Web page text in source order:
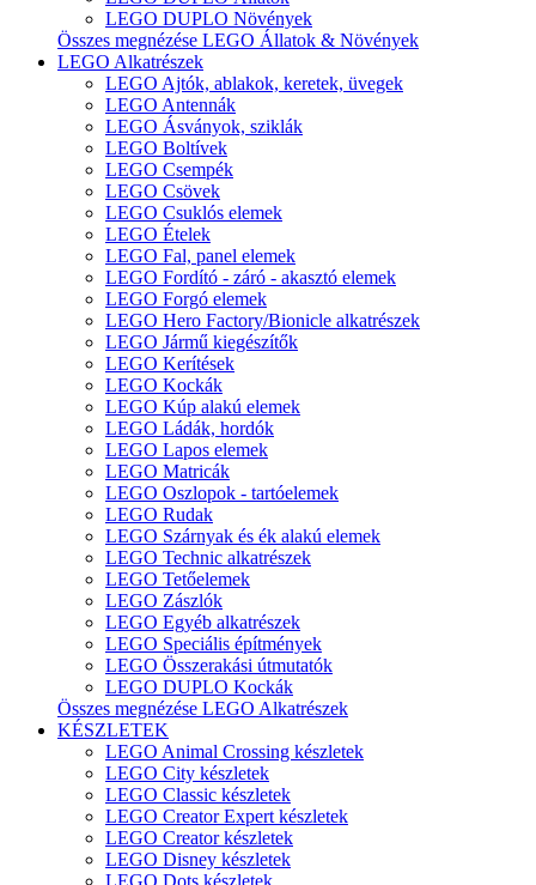
LEGO DUPLO Növények
Összes megnézése LEGO Állatok & Növények
LEGO Alkatrészek
LEGO Ajtók, ablakok, keretek, üvegek
LEGO Antennák
LEGO Ásványok, sziklák
LEGO Boltívek
LEGO Csempék
LEGO Csövek
LEGO Csuklós elemek
LEGO Ételek
LEGO Fal, panel elemek
LEGO Fordító - záró - akasztó elemek
LEGO Forgó elemek
LEGO Hero Factory/Bionicle alkatrészek
LEGO Jármű kiegészítők
LEGO Kerítések
LEGO Kockák
LEGO Kúp alakú elemek
LEGO Ládák, hordók
LEGO Lapos elemek
LEGO Matricák
LEGO Oszlopok - tartóelemek
LEGO Rudak
LEGO Szárnyak és ék alakú elemek
LEGO Technic alkatrészek
LEGO Tetőelemek
LEGO Zászlók
LEGO Egyéb alkatrészek
LEGO Speciális építmények
LEGO Összerakási útmutatók
LEGO DUPLO Kockák
Összes megnézése LEGO Alkatrészek
KÉSZLETEK
LEGO Animal Crossing készletek
LEGO City készletek
LEGO Classic készletek
LEGO Creator Expert készletek
LEGO Creator készletek
LEGO Disney készletek
LEGO Dots készletek